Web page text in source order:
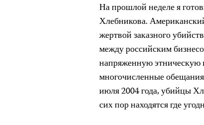
На прошлой неделе я
Хлебникова.
жертвой заказного
между российским
напряженную этническую
многочисленные
июля 2004 года, убийцы
сих пор находятся где